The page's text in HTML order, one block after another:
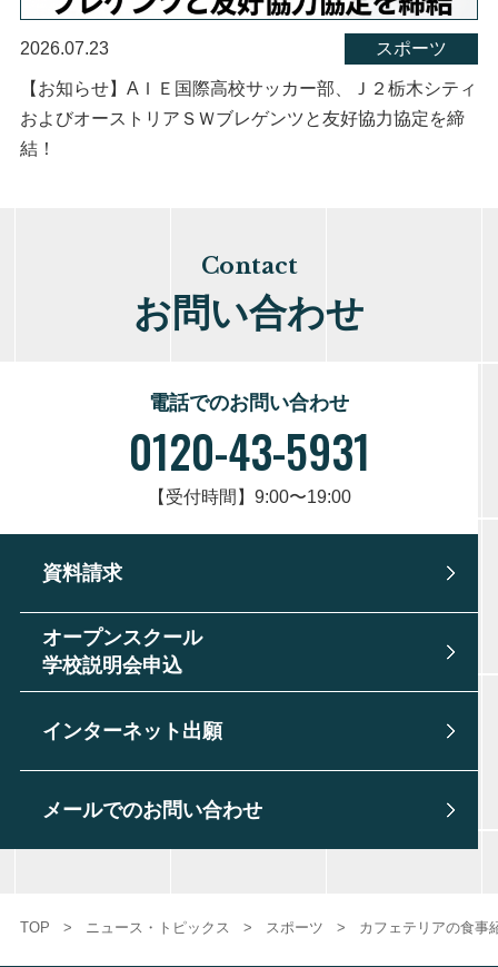
2026.07.23 スポーツ
【お知らせ】AＩＥ国際高校サッカー部、Ｊ２栃木シティ
およびオーストリアＳＷブレゲンツと友好協力協定を締
結！
Contact
お問い合わせ
電話でのお問い合わせ
0120-43-5931
【受付時間】9:00〜19:00
資料請求
オープンスクール
学校説明会申込
インターネット出願
メールでのお問い合わせ
TOP > ニュース・トピックス > スポーツ > カフェテリアの食事